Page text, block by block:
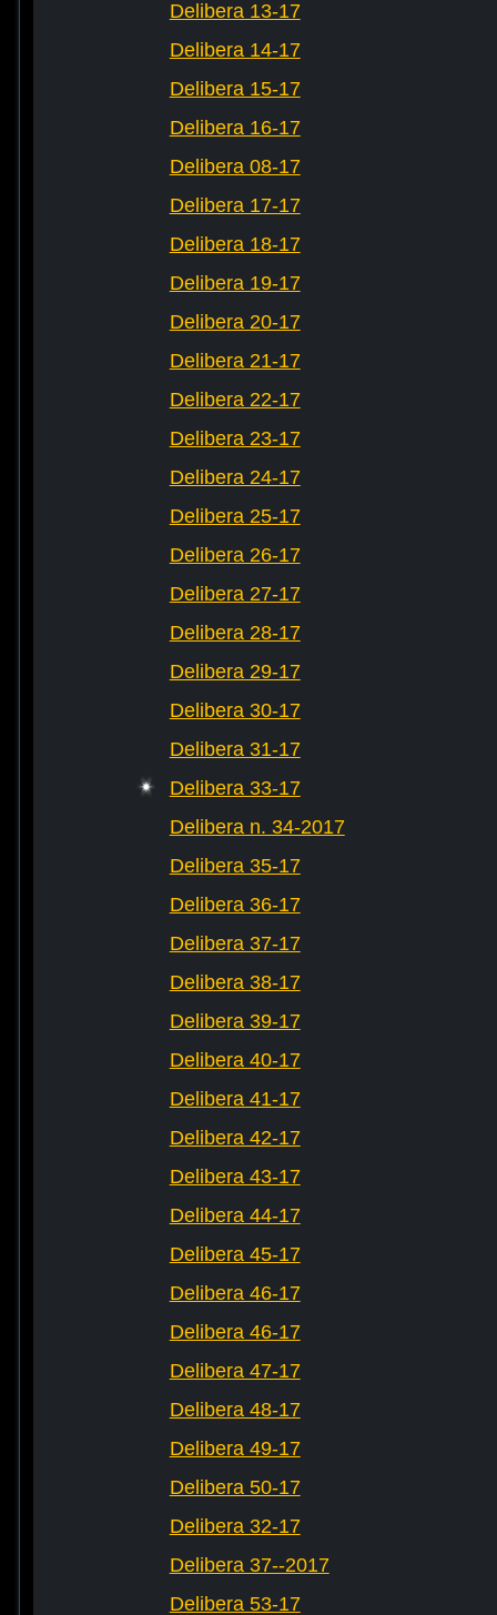
Delibera 13-17
Delibera 14-17
Delibera 15-17
Delibera 16-17
Delibera 08-17
Delibera 17-17
Delibera 18-17
Delibera 19-17
Delibera 20-17
Delibera 21-17
Delibera 22-17
Delibera 23-17
Delibera 24-17
Delibera 25-17
Delibera 26-17
Delibera 27-17
Delibera 28-17
Delibera 29-17
Delibera 30-17
Delibera 31-17
Delibera 33-17
Delibera n. 34-2017
Delibera 35-17
Delibera 36-17
Delibera 37-17
Delibera 38-17
Delibera 39-17
Delibera 40-17
Delibera 41-17
Delibera 42-17
Delibera 43-17
Delibera 44-17
Delibera 45-17
Delibera 46-17
Delibera 46-17
Delibera 47-17
Delibera 48-17
Delibera 49-17
Delibera 50-17
Delibera 32-17
Delibera 37--2017
Delibera 53-17